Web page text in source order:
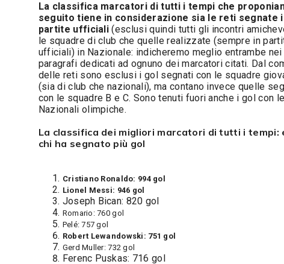
La classifica marcatori di tutti i tempi che
seguito tiene in considerazione sia le reti segnate
partite ufficiali (esclusi quindi tutti gli incontri
le squadre di club che quelle realizzate (sempre in
ufficiali) in Nazionale: indicheremo meglio entrambe nei
paragrafi dedicati ad ognuno dei marcatori citati. Dal
delle reti sono esclusi i gol segnati con le squadre
(sia di club che nazionali), ma contano invece quelle
con le squadre B e C. Sono tenuti fuori anche i gol con
Nazionali olimpiche.
La classifica dei migliori marcatori di tutti i tempi:
chi ha segnato più gol
Cristiano Ronaldo: 994 gol
Lionel Messi: 946 gol
Joseph Bican: 820 gol
Romario: 760 gol
Pelé: 757 gol
Robert Lewandowski: 751 gol
Gerd Muller: 732 gol
Ferenc Puskas: 716 gol